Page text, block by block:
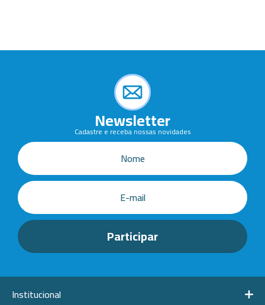
Newsletter
Cadastre e receba nossas novidades
Institucional